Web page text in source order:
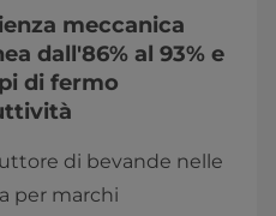
meccanica
dall'86% al 93% e
di fermo
di bevande nelle
per marchi